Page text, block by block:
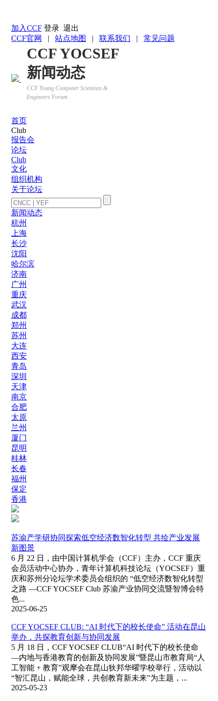
加入CCF 登录 退出
CCF官网
| 站点地图 | 联系我们 | 常见问题
CCF YOCSEF
新闻动态
CCF Young Computer Scientists &
Engineers Forum
首页
Club
报告会
论坛
Club
文化
组织机构
关于论坛
新闻动态
杭州
上海
长沙
沈阳
哈尔滨
济南
广州
重庆
武汉
成都
郑州
苏州
大连
西安
青岛
深圳
天津
南京
合肥
太原
兰州
厦门
昆明
桂林
长春
福州
保定
香港
苏渝产学研协同探索低空经济数智化转型 共绘产业发展
新图景​
6 月 22 日，由中国计算机学会（CCF）主办，CCF 重庆
会员活动中心协办，青年计算机科技论坛（YOCSEF）重
庆和苏州分论坛学术委员会组织的 “低空经济数智化转型
之路 —CCF YOCSEF Club 苏渝产业协同交流暨智博会特
色...
2025-06-25
CCF YOCSEF CLUB: “AI 时代下的校长使命” 活动在昆山
举办，共探教育创新与协同发展
5 月 18 日，CCF YOCSEF CLUB“AI 时代下的校长使命
—内地与香港教育的创新及协同发展”暨昆山市教育局“人
工智能 + 教育”观摩会在昆山狄邦华曜学校举行，活动以
“智汇昆山，赋能全球，共创教育新未来”为主题，...
2025-05-23